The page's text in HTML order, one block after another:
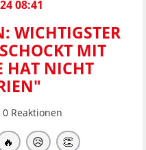
08:41
WICHTIGSTER
MIT
HAT NICHT
0 Reaktionen
🔥 😥 👏